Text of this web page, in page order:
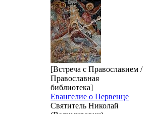
[Встреча с Православием /
Православная
библиотека]
Евангелие о Первенце
Святитель Николай